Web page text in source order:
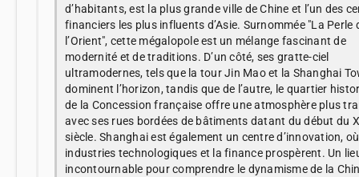
d’habitants, est la plus grande ville de Chine et l’un des
financiers les plus influents d’Asie. Surnommée "La Perle
l’Orient", cette mégalopole est un mélange fascinant de
modernité et de traditions. D’un côté, ses gratte-ciel
ultramodernes, tels que la tour Jin Mao et la Shanghai
dominent l’horizon, tandis que de l’autre, le quartier
de la Concession française offre une atmosphère plus
avec ses rues bordées de bâtiments datant du début du
siècle. Shanghai est également un centre d’innovation,
industries technologiques et la finance prospèrent. Un
incontournable pour comprendre le dynamisme de la